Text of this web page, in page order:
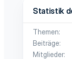
Statistik
Themen
Beiträge
Mitglieder